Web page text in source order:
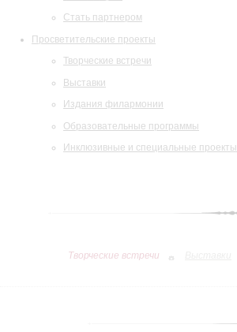
Стать партнером
Просветительские проекты
Творческие встречи
Выставки
Издания филармонии
Образовательные программы
Инклюзивные и специальные проекты
Творческие встречи